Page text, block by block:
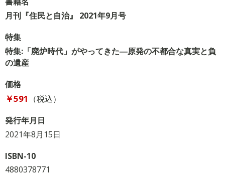
月刊『住民と自治』 2021年9月号
特集
特集:「廃炉時代」がやってきた―原発の不都合な真実と負
の遺産
価格
￥591 （税込）
発行年月日
2021年8月15日
ISBN-10
4880378771